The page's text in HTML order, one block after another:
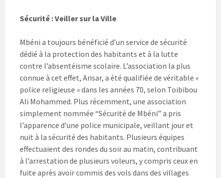
Sécurité : Veiller sur la Ville
Mbéni a toujours bénéficié d’un service de sécurité
dédié à la protection des habitants et à la lutte
contre l’absentéisme scolaire. L’association la plus
connue à cet effet, Ansar, a été qualifiée de véritable «
police religieuse » dans les années 70, selon Toibibou
Ali Mohammed. Plus récemment, une association
simplement nommée “Sécurité de Mbéni” a pris
l’apparence d’une police municipale, veillant jour et
nuit à la sécurité des habitants. Plusieurs équipes
effectuaient des rondes du soir au matin, contribuant
à l’arrestation de plusieurs voleurs, y compris ceux en
fuite après avoir commis des vols dans des villages